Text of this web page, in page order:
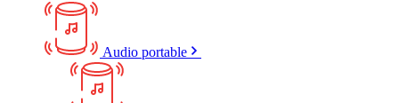
Audio portable